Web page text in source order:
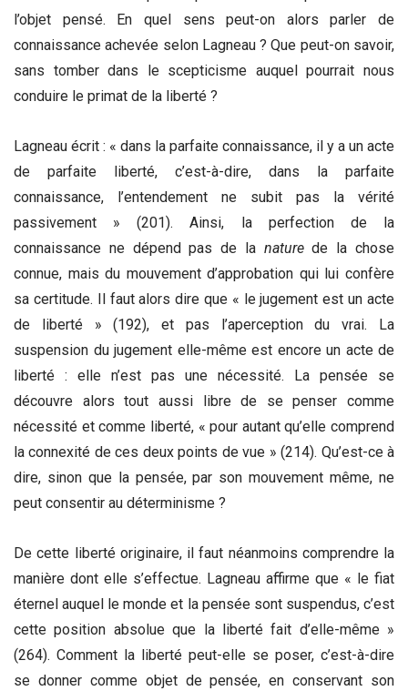
l’objet pensé. En quel sens peut-on alors parler de
connaissance achevée selon Lagneau ? Que peut-on savoir,
sans tomber dans le scepticisme auquel pourrait nous
conduire le primat de la liberté ?
Lagneau écrit : « dans la parfaite connaissance, il y a un acte
de parfaite liberté, c’est-à-dire, dans la parfaite
connaissance, l’entendement ne subit pas la vérité
passivement » (201). Ainsi, la perfection de la
connaissance ne dépend pas de la naturede la chose
connue, mais du mouvement d’approbation qui lui confère
sa certitude. Il faut alors dire que « le jugement est un acte
de liberté » (192), et pas l’aperception du vrai. La
suspension du jugement elle-même est encore un acte de
liberté : elle n’est pas une nécessité. La pensée se
découvre alors tout aussi libre de se penser comme
nécessité et comme liberté, « pour autant qu’elle comprend
la connexité de ces deux points de vue » (214). Qu’est-ce à
dire, sinon que la pensée, par son mouvement même, ne
peut consentir au déterminisme ?
De cette liberté originaire, il faut néanmoins comprendre la
manière dont elle s’effectue. Lagneau affirme que « le fiat
éternel auquel le monde et la pensée sont suspendus, c’est
cette position absolue que la liberté fait d’elle-même »
(264). Comment la liberté peut-elle se poser, c’est-à-dire
se donner comme objet de pensée, en conservant son